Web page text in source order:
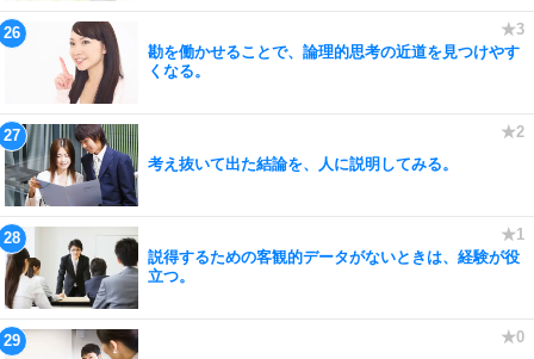
勘を働かせることで、論理的思考の近道を見つけやす
くなる。
考え抜いて出た結論を、人に説明してみる。
説得するための客観的データがないときは、経験が役
立つ。